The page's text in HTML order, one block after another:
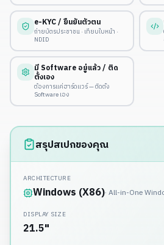
e-KYC / ยืนยันตัวตน
ถ่ายบัตรประชาชน · เทียบใบหน้า ·
NDID
มี Software อยู่แล้ว / ติด
ตั้งเอง
ต้องการแค่ฮาร์ดแวร์ — ติดตั้ง
Software เอง
สรุปสเปกของคุณ
ARCHITECTURE
Windows (X86)· All-in-One
DISPLAY SIZE
21.5"